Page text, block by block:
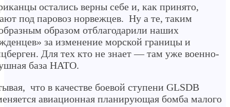
остались верны себе и, как принято,
под паровоз норвежцев. Ну а те, таким
образом отблагодарили наших
за изменение морской границы и
Для тех кто не знает — там уже военно-
база НАТО.
что в качестве боевой ступени GLSDB
авиационная планирующая бомба малого